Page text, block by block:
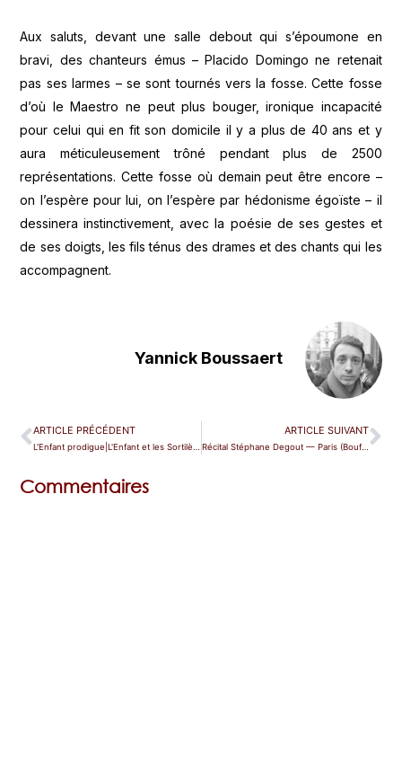
Aux saluts, devant une salle debout qui s’époumone en
bravi, des chanteurs émus – Placido Domingo ne retenait
pas ses larmes – se sont tournés vers la fosse. Cette fosse
d’où le Maestro ne peut plus bouger, ironique incapacité
pour celui qui en fit son domicile il y a plus de 40 ans et y
aura méticuleusement trôné pendant plus de 2500
représentations. Cette fosse où demain peut être encore –
on l’espère pour lui, on l’espère par hédonisme égoïste – il
dessinera instinctivement, avec la poésie de ses gestes et
de ses doigts, les fils ténus des drames et des chants qui les
accompagnent.
Yannick Boussaert
ARTICLE PRÉCÉDENT ARTICLE SUIVANT
Récital Stéphane Degout — Paris (Bouffes du Nord)
Commentaires